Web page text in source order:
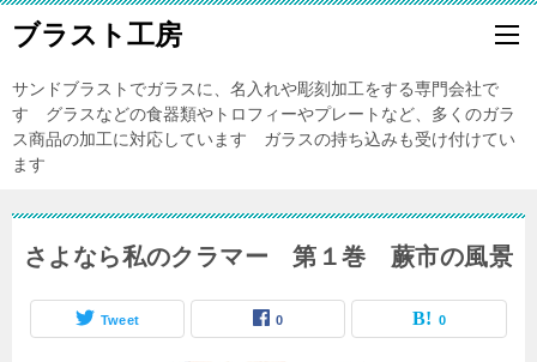
ブラスト工房
サンドブラストでガラスに、名入れや彫刻加工をする専門会社で
す グラスなどの食器類やトロフィーやプレートなど、多くのガラ
ス商品の加工に対応しています ガラスの持ち込みも受け付けてい
ます
さよなら私のクラマー 第１巻 蕨市の風景
Tweet 0 0